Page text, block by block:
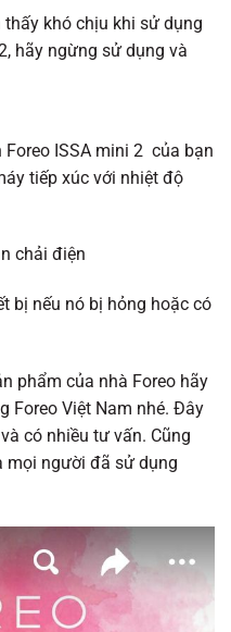
khó chịu khi sử dụng
, hãy ngừng sử dụng và
ISSA mini 2 của bạn
tiếp xúc với nhiệt độ
chải điện
bị nếu nó bị hỏng hoặc có
phẩm của nhà Foreo hãy
Foreo Việt Nam nhé. Đây
có nhiều tư vấn. Cũng
mọi người đã sử dụng